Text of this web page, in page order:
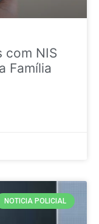
com NIS
Família
NOTICIA POLICIAL